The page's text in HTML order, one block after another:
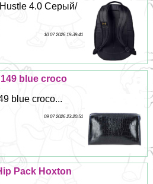
4.0 Серый/
10 07 2026 19:39:41
blue croco
blue croco...
09 07 2026 23:20:51
Pack Hoxton